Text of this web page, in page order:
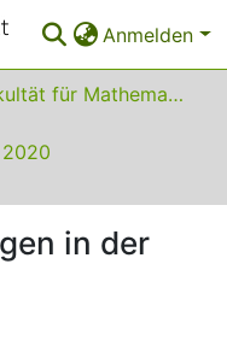
Anmelden
01 Fakultät für Mathematik
2020
in der